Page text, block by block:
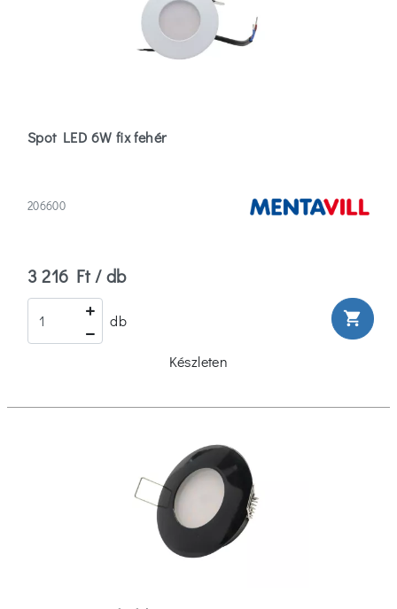
Spot LED 6W fix fehér
206600
3 216 Ft / db
db shopping_cart
Készleten